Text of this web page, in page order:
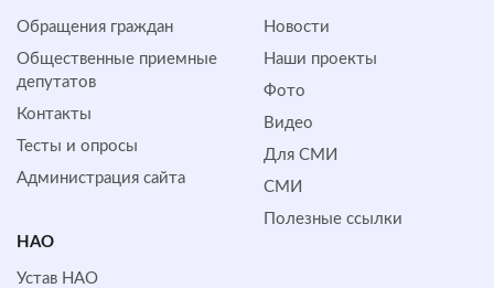
Обращения граждан
Общественные приемные
депутатов
Контакты
Тесты и опросы
Администрация сайта
Новости
Наши проекты
Фото
Видео
Для СМИ
СМИ
Полезные ссылки
НАО
Устав НАО